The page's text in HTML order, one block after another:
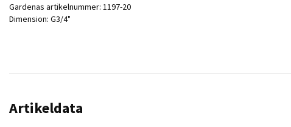
Gardenas artikelnummer: 1197-20
Dimension: G3/4"
Artikeldata